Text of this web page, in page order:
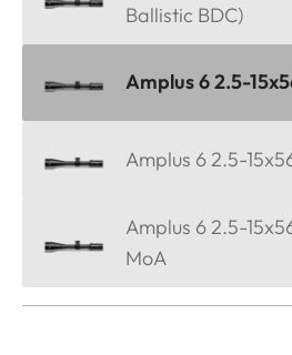
Ballistic BDC)
Amplus 6 2.5-
Amplus 6 2.5-
Amplus 6 2.5-
MoA